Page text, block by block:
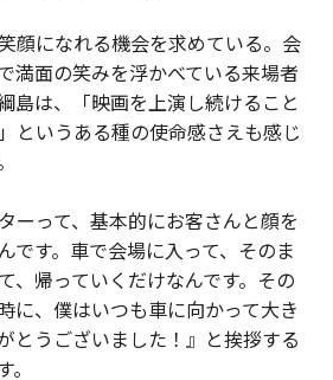
顔になれる機会を求めている。会
満面の笑みを浮かべている来場者
島は、「映画を上演し続けること
というある種の使命感さえも感じ
ーって、基本的にお客さんと顔を
です。車で会場に入って、そのま
、帰っていくだけなんです。その
に、僕はいつも車に向かって大き
とうございました！』と挨拶する